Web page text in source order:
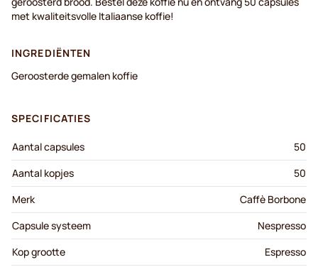
met kwaliteitsvolle Italiaanse koffie!
INGREDIËNTEN
Geroosterde gemalen koffie
SPECIFICATIES
Aantal capsules
50
Aantal kopjes
50
Merk
Caffè Borbone
Capsule systeem
Nespresso
Kop grootte
Espresso